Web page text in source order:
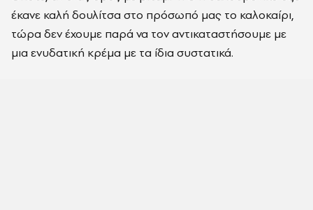
έκανε καλή δουλίτσα στο πρόσωπό μας το καλοκαίρι,
τώρα δεν έχουμε παρά να τον αντικαταστήσουμε με
μια ενυδατική κρέμα με τα ίδια συστατικά.